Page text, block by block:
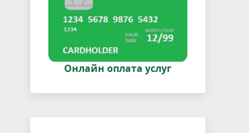
Онлайн оплата услуг